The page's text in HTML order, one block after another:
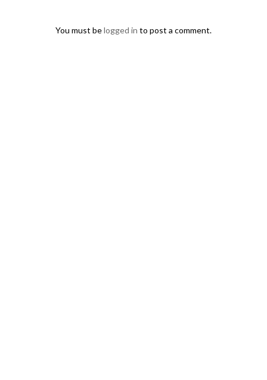
You must belogged in to post a comment.